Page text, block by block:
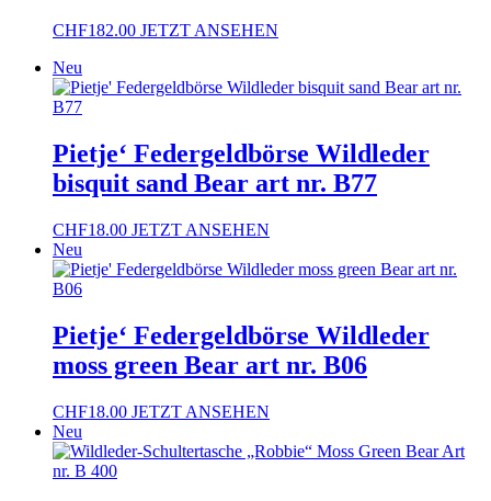
CHF182.00 JETZT ANSEHEN
Neu
Pietje‘ Federgeldbörse Wildleder
bisquit sand Bear art nr. B77
CHF18.00 JETZT ANSEHEN
Neu
Pietje‘ Federgeldbörse Wildleder
moss green Bear art nr. B06
CHF18.00 JETZT ANSEHEN
Neu